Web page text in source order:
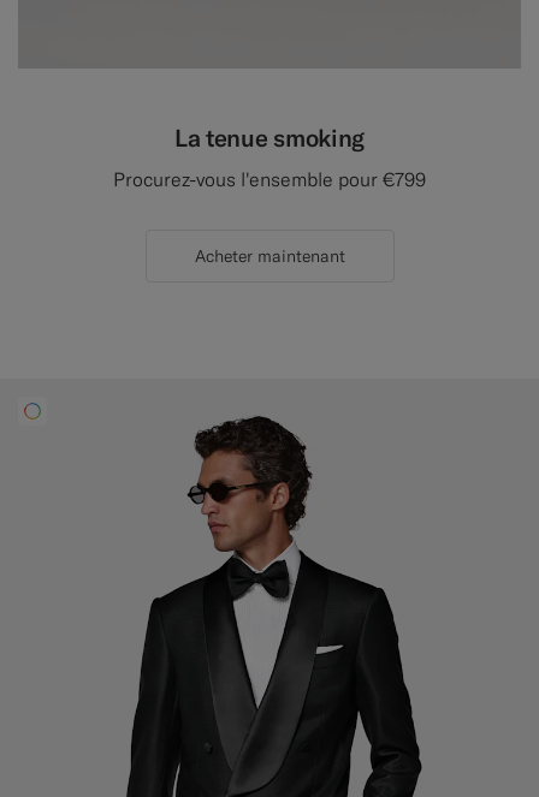
La tenue smoking
Procurez-vous l'ensemble pour €799
Acheter maintenant